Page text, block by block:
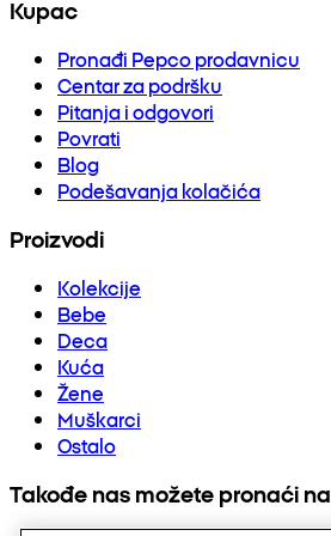
Kupac
Pronađi Pepco prodavnicu
Centar za podršku
Pitanja i odgovori
Povrati
Blog
Podešavanja kolačića
Proizvodi
Kolekcije
Bebe
Deca
Kuća
Žene
Muškarci
Ostalo
Takođe nas možete pronaći na